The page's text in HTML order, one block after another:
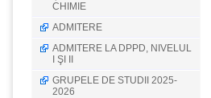
CHIMIE
ADMITERE
ADMITERE LA DPPD, NIVELUL
I ŞI II
GRUPELE DE STUDII 2025-
2026